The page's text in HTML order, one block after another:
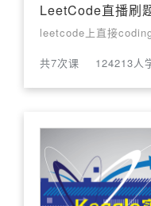
LeetCode直播刷
leetcode上直接
共7次课
124213人